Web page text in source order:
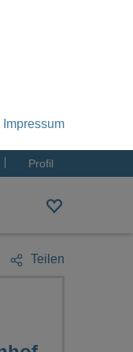
Impressum
Profil
Teilen